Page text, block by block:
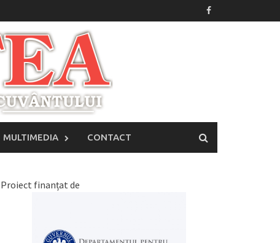
MULTIMEDIA CONTACT
Proiect finanțat de